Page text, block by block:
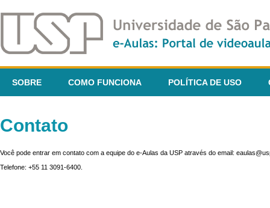
SOBRE COMO FUNCIONA POLÍTICA DE USO
Contato
Você pode entrar em contato com a equipe do e-Aulas da USP através do email:
Telefone: +55 11 3091-6400.